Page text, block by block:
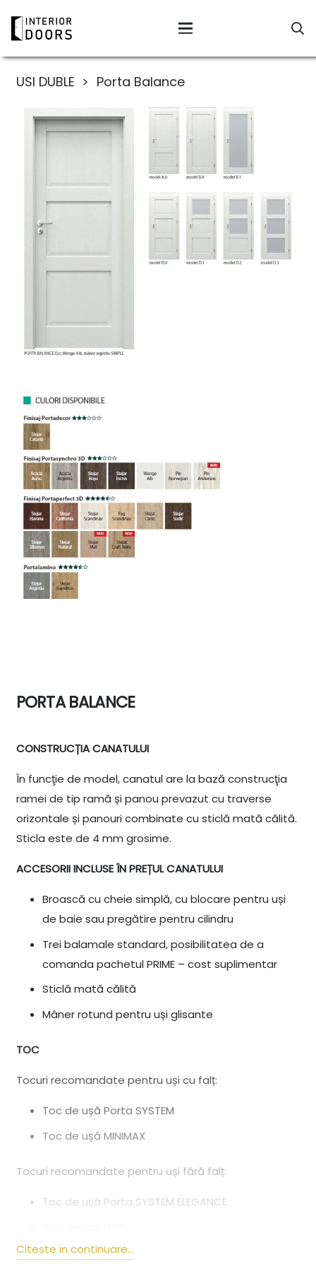
USI DUBLE > Porta Balance
PORTA BALANCE
CONSTRUCȚIA CANATULUI
În funcţie de model, canatul are la bază construcţia
ramei de tip ramă și panou prevazut cu traverse
orizontale și panouri combinate cu sticlă mată călită.
Sticla este de 4 mm grosime.
ACCESORII INCLUSE ÎN PREȚUL CANATULUI
Broască cu cheie simplă, cu blocare pentru uși
de baie sau pregătire pentru cilindru
Trei balamale standard, posibilitatea de a
comanda pachetul PRIME – cost suplimentar
Sticlă mată călită
Mâner rotund pentru uși glisante
TOC
Tocuri recomandate pentru uși cu falț:
Toc de ușă Porta SYSTEM
Toc de ușă MINIMAX
Tocuri recomandate pentru uși fără falț:
Toc de ușă Porta SYSTEM ELEGANCE
REMARCĂ
Citeste in continuare...